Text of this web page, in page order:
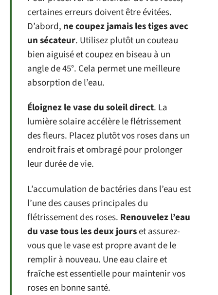
certaines erreurs doivent être évitées.
D’abord, ne coupez jamais les tiges avec
un sécateur. Utilisez plutôt un couteau
bien aiguisé et coupez en biseau à un
angle de 45°. Cela permet une meilleure
absorption de l’eau.
Éloignez le vase du soleil direct. La
lumière solaire accélère le flétrissement
des fleurs. Placez plutôt vos roses dans un
endroit frais et ombragé pour prolonger
leur durée de vie.
L’accumulation de bactéries dans l’eau est
l’une des causes principales du
flétrissement des roses. Renouvelez l’eau
du vase tous les deux jourset assurez-
vous que le vase est propre avant de le
remplir à nouveau. Une eau claire et
fraîche est essentielle pour maintenir vos
roses en bonne santé.